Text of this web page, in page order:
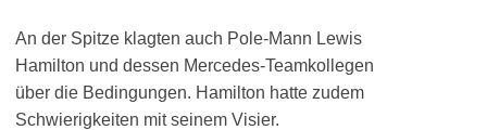
An der Spitze klagten auch Pole-Mann Lewis
Hamilton und dessen Mercedes-Teamkollegen
über die Bedingungen. Hamilton hatte zudem
Schwierigkeiten mit seinem Visier.